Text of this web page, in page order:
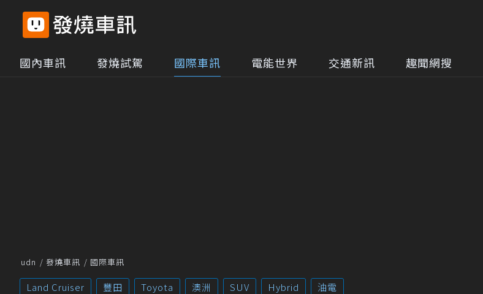
國內車訊 發燒試駕 國際車訊 電能世界 交通新訊 趣聞網搜
udn 發燒車訊 國際車訊
Land Cruiser 豐田 Toyota 澳洲 SUV Hybrid 油電